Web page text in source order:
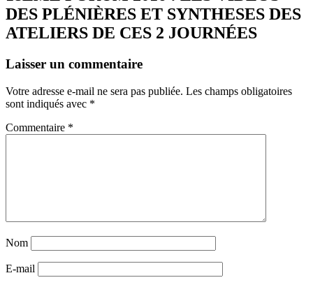
DES PLÉNIÈRES ET SYNTHESES DES
ATELIERS DE CES 2 JOURNÉES
Laisser un commentaire
Votre adresse e-mail ne sera pas publiée. Les champs obligatoires
sont indiqués avec *
Commentaire *
Nom
E-mail